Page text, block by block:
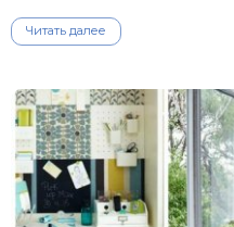
Читать далее